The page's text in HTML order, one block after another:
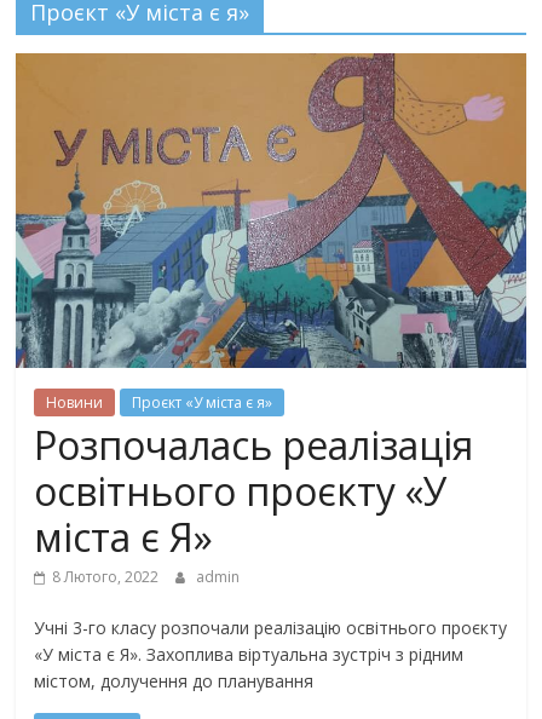
Проєкт «У міста є я»
Новини Проєкт «У міста є я»
Розпочалась реалізація
освітнього проєкту «У
міста є Я»
8 Лютого, 2022 admin
Учні 3-го класу розпочали реалізацію освітнього проєкту
«У міста є Я». Захоплива віртуальна зустріч з рідним
містом, долучення до планування